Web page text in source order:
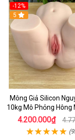
-12%
5
Mông Giả Silicon
10kg Mô Phỏng Hông Mông âm
đạo Phụ Nữ Siêu
Đạo & Hậu Môn
4.200.000₫